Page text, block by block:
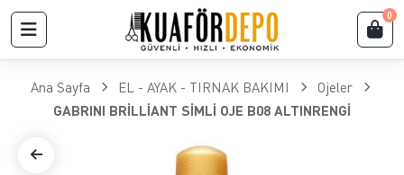
0
Ana Sayfa EL - AYAK - TIRNAK BAKIMI
Ojeler
GABRINI BRİLLİANT SİMLİ OJE B08 ALTINRENGİ